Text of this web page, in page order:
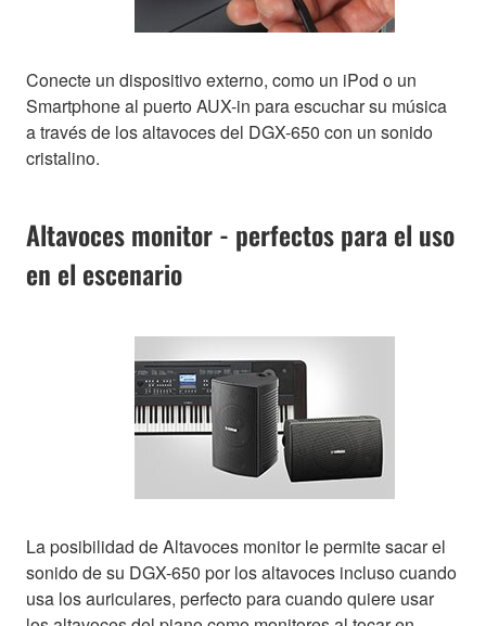
Conecte un dispositivo externo, como un iPod o un
Smartphone al puerto AUX-in para escuchar su música
a través de los altavoces del DGX-650 con un sonido
cristalino.
Altavoces monitor - perfectos para el uso
en el escenario
La posibilidad de Altavoces monitor le permite sacar el
sonido de su DGX-650 por los altavoces incluso cuando
usa los auriculares, perfecto para cuando quiere usar